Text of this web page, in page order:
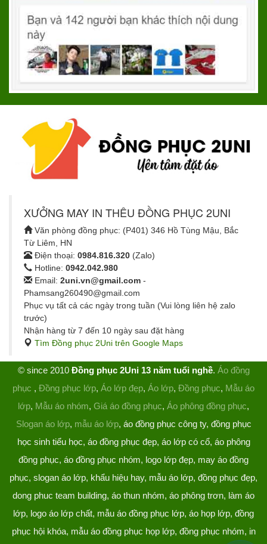
XƯỞNG MAY IN THÊU ĐỒNG PHỤC 2UNI
Văn phòng đồng phục: (P401) 346 Hồ Tùng Mậu, Bắc
Từ Liêm, HN
Điện thoại: 0984.816.320 (Zalo)
Hotline: 0942.042.980
Email: 2uni.vn@gmail.com -
Phamsang260490@gmail.com
Phục vụ tất cả các ngày trong tuần (Vui lòng liên hệ zalo
trước)
Nhận hàng từ 7 đến 10 ngày sau đặt hàng
Tìm Đồng phục 2Uni trên Google Maps
© since 2010 Đồng phục 2Uni 13 năm tuổi nghề. Áo đồng
phục , Đồng phục lớp, Áo lớp đẹp, Áo lớp, Đồng phục, Mẫu áo
lớp, Mẫu áo nhóm, Giá áo đồng phục, Áo phông đồng phục,
Slogan áo lớp, mẫu áo lớp, áo đồng phục công ty, đồng phục
học sinh tiểu học, áo đồng phục đẹp, áo lớp có cổ, áo phông
đồng phục, áo đồng phục nhóm, logo lớp đẹp, may áo đồng
phục, slogan áo lớp, khẩu hiệu hay, mẫu áo lớp, đồng phục đẹp,
dong phuc team building, áo thun nhóm, áo phông trơn, làm áo
lớp, logo áo lớp chất, mẫu áo đồng phục lớp, áo họp lớp, đồng
phục hội khóa, mẫu áo đồng phục họp lớp, đồng phục nhóm, in